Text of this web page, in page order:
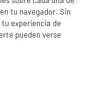
tu navegador. Sin
experiencia de
pueden verse